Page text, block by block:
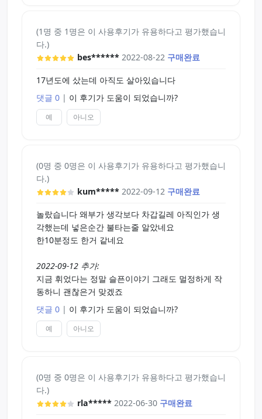
(1명 중 1명은 이 사용후기가 유용하다고 평가했습니
다.)
bes****** 2022-08-22 구매완료
17년도에 샀는데 아직도 살아있습니다
댓글 0 | 이 후기가 도움이 되었습니까?
예 아니오
(0명 중 0명은 이 사용후기가 유용하다고 평가했습니
다.)
kum***** 2022-09-12 구매완료
놀랐습니다 왜부가 생각보다 차갑길레 아직인가 생
각했는데 넣은순간 불타는줄 알았네요
한10분정도 한거 같네요
2022-09-12 추가:
지금 휘었다는 정말 슬픈이야기 그래도 멀정하게 작
동하니 괜찮은거 맞겠죠
댓글 0 | 이 후기가 도움이 되었습니까?
예 아니오
(0명 중 0명은 이 사용후기가 유용하다고 평가했습니
다.)
rla***** 2022-06-30 구매완료